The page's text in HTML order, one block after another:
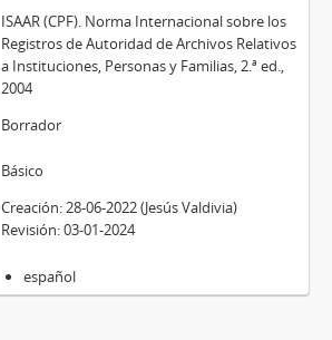
ISAAR (CPF). Norma Internacional sobre los
Registros de Autoridad de Archivos Relativos
a Instituciones, Personas y Familias, 2.ª ed.,
2004
Borrador
Básico
Creación: 28-06-2022 (Jesús Valdivia)
Revisión: 03-01-2024
español